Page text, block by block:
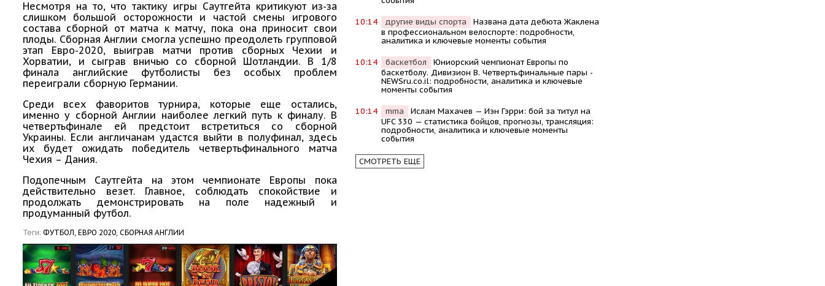
Несмотря на то, что тактику игры Саутгейта критикуют из-за
слишком большой осторожности и частой смены игрового
состава сборной от матча к матчу, пока она приносит свои
плоды. Сборная Англии смогла успешно преодолеть групповой
этап Евро-2020, выиграв матчи против сборных Чехии и
Хорватии, и сыграв вничью со сборной Шотландии. В 1/8
финала английские футболисты без особых проблем
переиграли сборную Германии.
Среди всех фаворитов турнира, которые еще остались,
именно у сборной Англии наиболее легкий путь к финалу. В
четвертьфинале ей предстоит встретиться со сборной
Украины. Если англичанам удастся выйти в полуфинал, здесь
их будет ожидать победитель четвертьфинального матча
Чехия – Дания.
Подопечным Саутгейта на этом чемпионате Европы пока
действительно везет. Главное, соблюдать спокойствие и
продолжать демонстрировать на поле надежный и
продуманный футбол.
Теги: ФУТБОЛ, ЕВРО 2020, СБОРНАЯ АНГЛИИ
10:14 другие виды спорта
Названа дата дебюта Жаклена
в профессиональном велоспорте: подробности,
аналитика и ключевые моменты события
10:14 баскетбол
Юниорский чемпионат Европы по
баскетболу. Дивизион В. Четвертьфинальные пары -
NEWSru.co.il: подробности, аналитика и ключевые
моменты события
10:14 mma
Ислам Махачев — Иэн Гэрри: бой за титул на
UFC 330 — статистика бойцов, прогнозы, трансляция:
подробности, аналитика и ключевые моменты
события
СМОТРЕТЬ ЕЩЕ